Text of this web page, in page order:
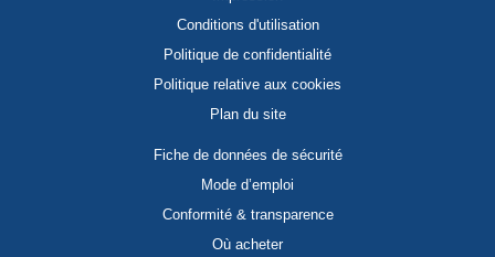
Conditions d'utilisation
Politique de confidentialité
Politique relative aux cookies
Plan du site
Fiche de données de sécurité
Mode d’emploi
Conformité & transparence
Où acheter